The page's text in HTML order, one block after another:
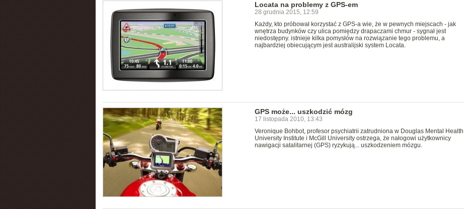
Locata na problemy z GPS-em
28 grudnia 2015, 12:59
Każdy, kto próbował korzystać z GPS-a wie, że w pewnych miejscach - jak
wnętrza budynków czy ulica pomiędzy drapaczami chmur - sygnał jest
niedostępny. istnieje kilka pomysłów na rozwiązanie tego problemu, a
najbardziej obiecującym jest australijski system Locata.
GPS może... uszkodzić mózg
17 listopada 2010, 13:43
Veronique Bohbot, profesor psychiatrii zatrudniona w Douglas Mental Health
University Institute i McGill University ostrzega, że nałogowi użytkownicy
nawigacji satalitarnej (GPS) ryzykują... uszkodzeniem mózgu.